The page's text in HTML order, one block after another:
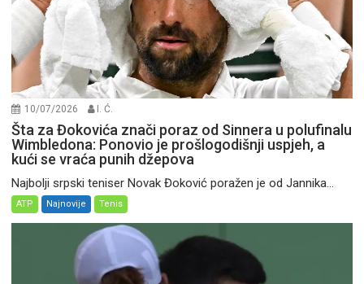
10/07/2026 I. Ć.
Šta za Đokovića znači poraz od Sinnera u polufinalu
Wimbledona: Ponovio je prošlogodišnji uspjeh, a
kući se vraća punih džepova
Najbolji srpski teniser Novak Đoković poražen je od Jannika...
ATP Najnovije Tenis